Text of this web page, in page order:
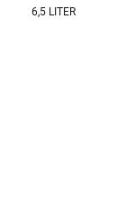
6,5 LITER